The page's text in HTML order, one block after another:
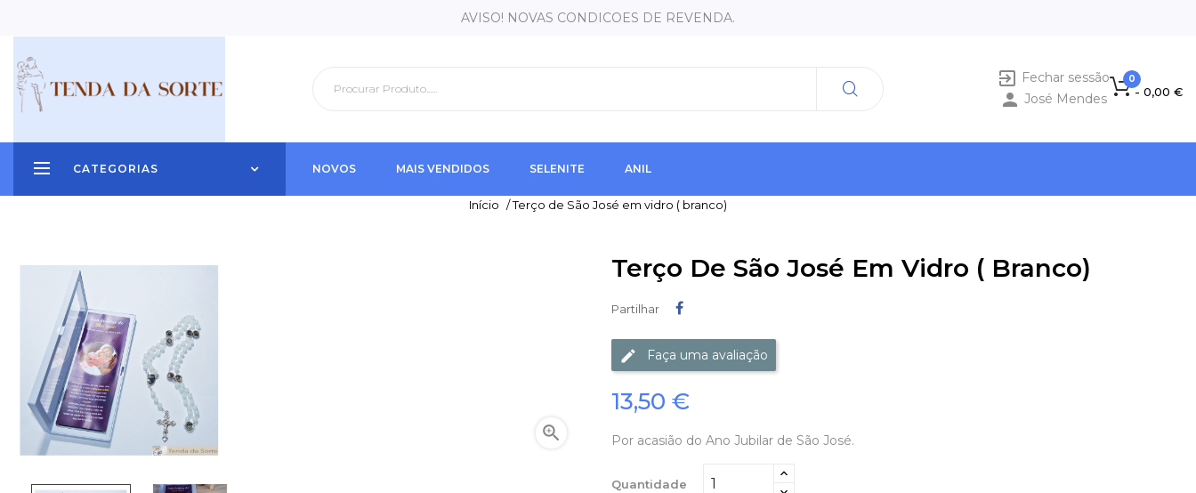
AVISO! NOVAS CONDICOES DE REVENDA.
0
- 0,00 €
 Fechar sessão
 José Mendes
CATEGORIAS NOVOS MAIS VENDIDOS SELENITE ANIL
Início /Terço de São José em vidro ( branco)

Terço De São José Em Vidro ( Branco)
Partilhar
Faça uma avaliação
13,50 €
Por acasião do Ano Jubilar de São José.
Quantidade